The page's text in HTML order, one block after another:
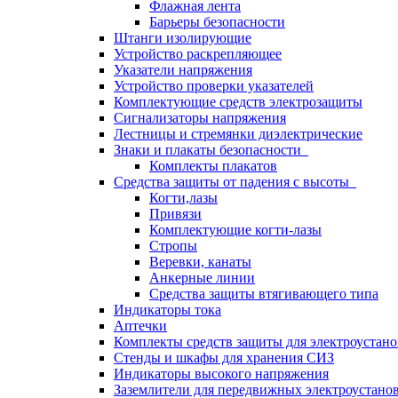
Флажная лента
Барьеры безопасности
Штанги изолирующие
Устройство раскрепляющее
Указатели напряжения
Устройство проверки указателей
Комплектующие средств электрозащиты
Сигнализаторы напряжения
Лестницы и стремянки диэлектрические
Знаки и плакаты безопасности
Комплекты плакатов
Средства защиты от падения с высоты
Когти,лазы
Привязи
Комплектующие когти-лазы
Стропы
Веревки, канаты
Анкерные линии
Средства защиты втягивающего типа
Индикаторы тока
Аптечки
Комплекты средств защиты для
Стенды и шкафы для хранения СИЗ
Индикаторы высокого напряжения
Заземлители для передвижных